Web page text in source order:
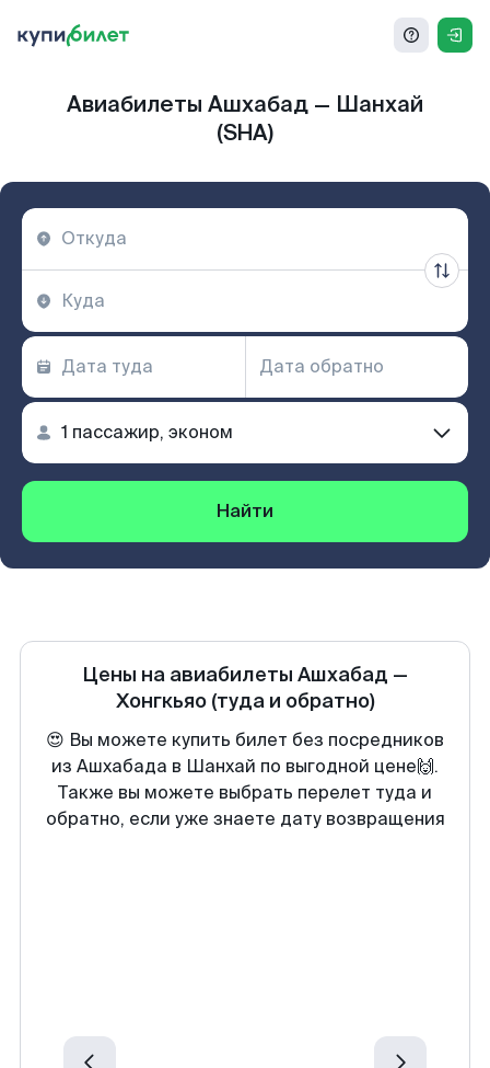
Авиабилеты Ашхабад — Шанхай
(SHA)
Найти
Цены на авиабилеты Ашхабад —
Хонгкьяо (туда и обратно)
😍 Вы можете купить билет без посредников
из Ашхабада в Шанхай по выгодной цене🙌.
Также вы можете выбрать перелет туда и
обратно, если уже знаете дату возвращения